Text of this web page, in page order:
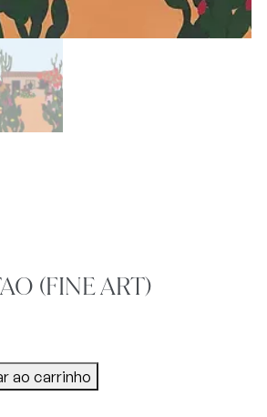
(FINE ART)
ao carrinho